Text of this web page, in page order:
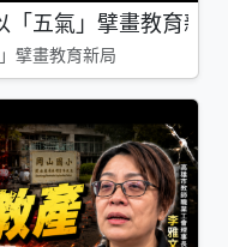
五氣」擘畫教育新局
擘畫教育新局